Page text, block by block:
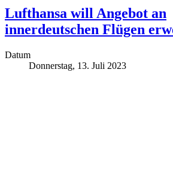
Lufthansa will Angebot an
innerdeutschen Flügen
Datum
Donnerstag, 13. Juli 2023